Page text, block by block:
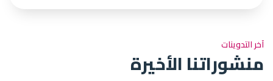
آخر التدوينات
منشوراتنا الأخيرة